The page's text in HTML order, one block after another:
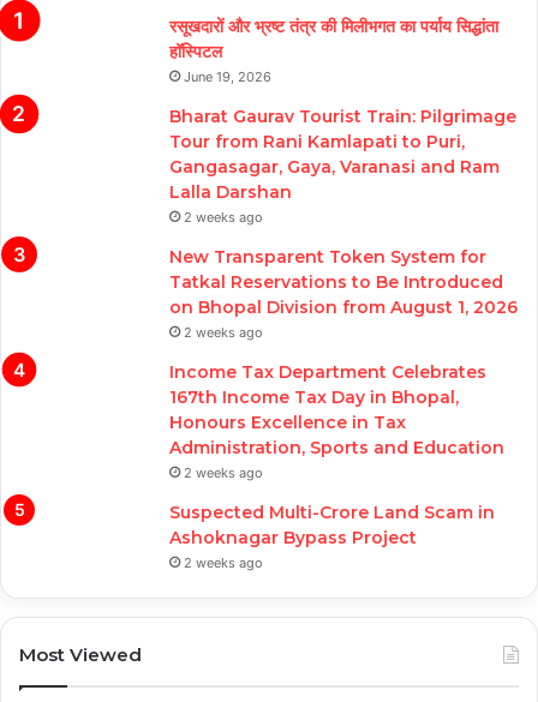
रसूखदारों और भ्रष्ट तंत्र की मिलीभगत का पर्याय सिद्धांता
हॉस्पिटल
June 19, 2026
Bharat Gaurav Tourist Train: Pilgrimage
Tour from Rani Kamlapati to Puri,
Gangasagar, Gaya, Varanasi and Ram
Lalla Darshan
2 weeks ago
New Transparent Token System for
Tatkal Reservations to Be Introduced
on Bhopal Division from August 1, 2026
2 weeks ago
Income Tax Department Celebrates
167th Income Tax Day in Bhopal,
Honours Excellence in Tax
Administration, Sports and Education
2 weeks ago
Suspected Multi-Crore Land Scam in
Ashoknagar Bypass Project
2 weeks ago
Most Viewed